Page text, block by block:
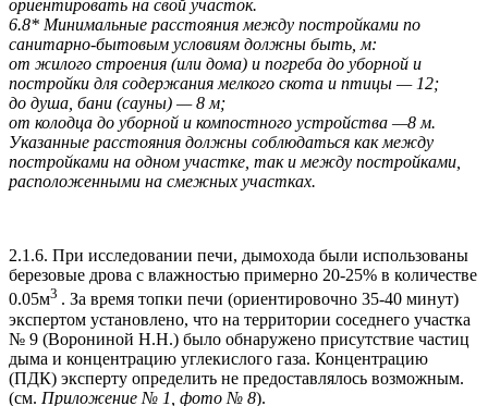
ориентировать на свой участок.
6.8* Минимальные расстояния между постройками по
санитарно-бытовым условиям должны быть, м:
от жилого строения (или дома) и погреба до уборной и
постройки для содержания мелкого скота и птицы — 12;
до душа, бани (сауны) — 8 м;
от колодца до уборной и компостного устройства —8 м.
Указанные расстояния должны соблюдаться как между
постройками на одном участке, так и между постройками,
расположенными на смежных участках.
2.1.6. При исследовании печи, дымохода были использованы
березовые дрова с влажностью примерно 20-25% в количестве
0.05м3 . За время топки печи (ориентировочно 35-40 минут)
экспертом установлено, что на территории соседнего участка
№ 9 (Ворониной Н.Н.) было обнаружено присутствие частиц
дыма и концентрацию углекислого газа. Концентрацию
(ПДК) эксперту определить не предоставлялось возможным.
(см. Приложение № 1, фото № 8).